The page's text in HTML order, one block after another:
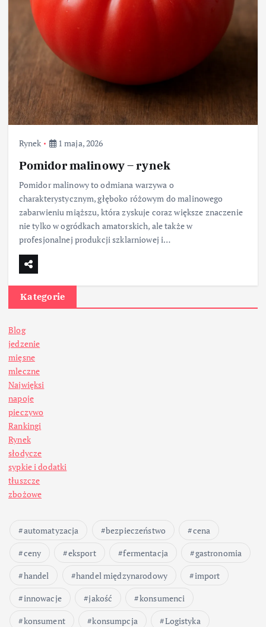
Rynek 1 maja, 2026
Pomidor malinowy – rynek
Pomidor malinowy to odmiana warzywa o
charakterystycznym, głęboko różowym do malinowego
zabarwieniu miąższu, która zyskuje coraz większe znaczenie
nie tylko w ogródkach amatorskich, ale także w
profesjonalnej produkcji szklarniowej i…
Kategorie
Blog
jedzenie
mięsne
mleczne
Najwięksi
napoje
pieczywo
Rankingi
Rynek
słodycze
sypkie i dodatki
tłuszcze
zbożowe
automatyzacja bezpieczeństwo
cena
ceny
eksport fermentacja
gastronomia
handel
handel międzynarodowy
import
innowacje
jakość
konsumenci
konsument
konsumpcja
Logistyka